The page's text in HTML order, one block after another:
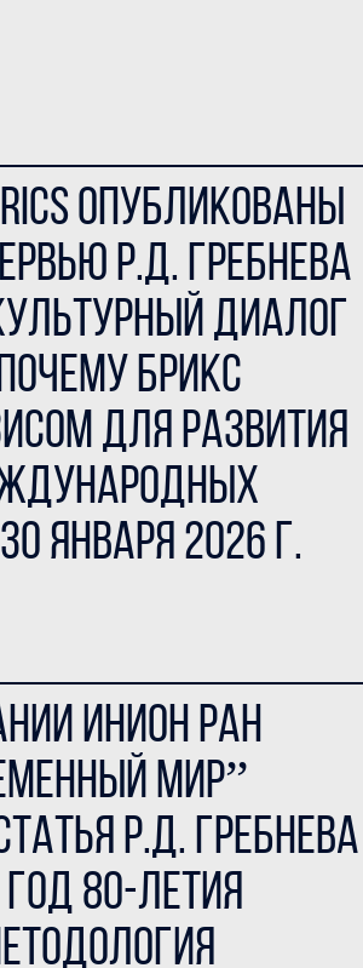
опубликованы
Р.Д. Гребнева
диалог
БРИКС
для развития
января 2026 г.
ИНИОН РАН
мир”
Р.Д. Гребнева
80-летия